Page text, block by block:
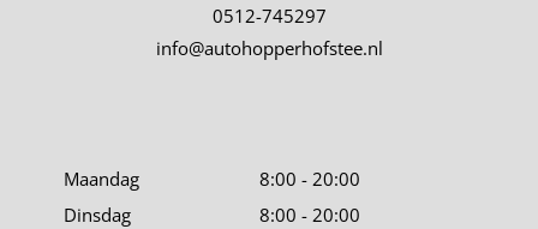
0512-745297
info@autohopperhofstee.nl
Maandag
8:00 - 20:00
Dinsdag
8:00 - 20:00